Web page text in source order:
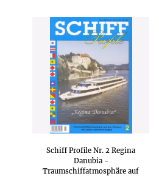
Schiff Profile Nr. 2 Regina
Danubia -
Traumschiffatmosphäre auf